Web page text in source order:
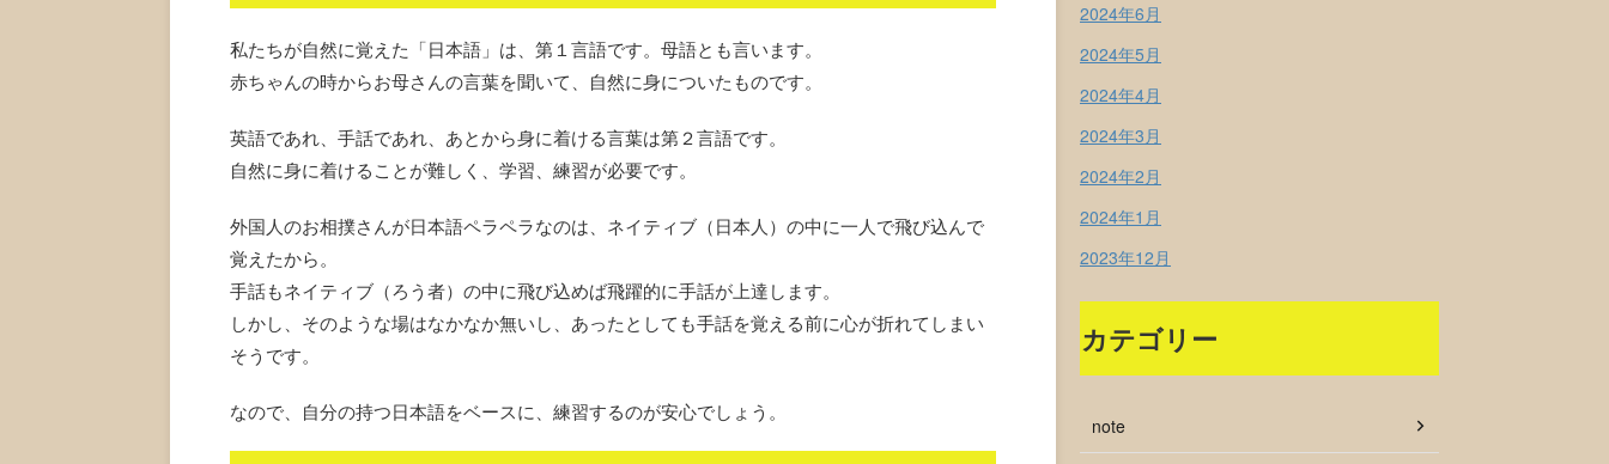
私たちが自然に覚えた「日本語」は、第１言語です。母語とも言います。
赤ちゃんの時からお母さんの言葉を聞いて、自然に身についたものです。
英語であれ、手話であれ、あとから身に着ける言葉は第２言語です。
自然に身に着けることが難しく、学習、練習が必要です。
外国人のお相撲さんが日本語ペラペラなのは、ネイティブ（日本人）の中に一人で飛び込んで
覚えたから。
手話もネイティブ（ろう者）の中に飛び込めば飛躍的に手話が上達します。
しかし、そのような場はなかなか無いし、あったとしても手話を覚える前に心が折れてしまい
そうです。
なので、自分の持つ日本語をベースに、練習するのが安心でしょう。
2024年6月
2024年5月
2024年4月
2024年3月
2024年2月
2024年1月
2023年12月
カテゴリー
note